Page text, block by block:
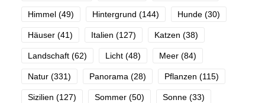
Himmel (49) Hintergrund (144) Hunde (30)
Häuser (41) Italien (127) Katzen (38)
Landschaft (62) Licht (48) Meer (84)
Natur (331) Panorama (28) Pflanzen (115)
Sizilien (127) Sommer (50) Sonne (33)